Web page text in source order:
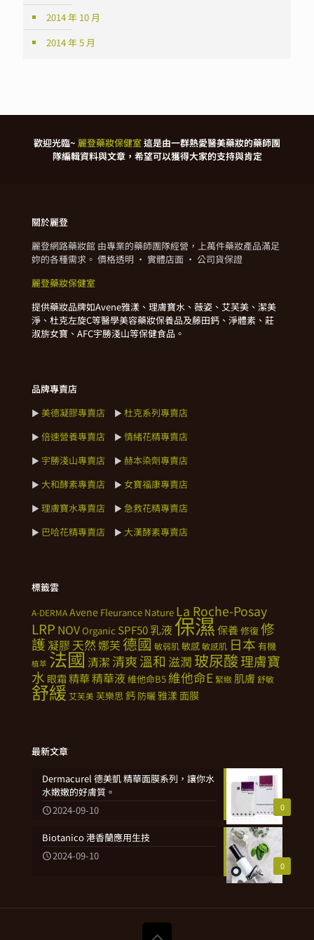
2014 年 10 月
2014 年 5 月
歡迎光臨~ 麗登藥妝保健室這是由一群熱愛醫美藥妝的藥師團
隊編輯資料與文章，希望可以獲得大家的支持與肯定
關於麗登
麗登網路藥妝館 由專業的藥師團隊經營，上萬件藥妝產品滿足
妳的各種需求。 價格透明 · 實體店面 · 公司貨保證
麗登藥妝保健室
提供藥妝品牌如Avene雅漾、理膚寶水、薇姿、艾芙美、潔美
淨、杜克左旋C等醫學美容藥妝保養品及藤田鈣、淨體素、莊
淑旂女寶、AFC宇勝淺山等保健食品。
品牌專賣店
► 美德凝膠專賣店 ► 杜克系列專賣店
► 倍速營養專賣店 ► 情緒花精專賣店
► 宇勝淺山專賣店 ► 赫本染劑專賣店
► 大和酵素專賣店 ► 女寶福康專賣店
► 理膚寶水專賣店 ► 急救花精專賣店
► 巴哈花精專賣店 ► 大漢酵素專賣店
標籤雲
A-DERMAAvene Fleurance Nature La Roche-Posay
LRP NOVOrganic SPF50乳液 保濕保養修復修
護凝膠 天然娜芙德國 敏弱肌敏感敏感肌 日本 有機
植萃 法國清潔 清爽溫和 滋潤 玻尿酸理膚寶
水 眼霜 精華精華液 維他命B5 維他命E 緊緻 肌膚 舒敏
舒緩 艾芙美芙樂思鈣 防曬雅漾面膜
最新文章
0
Dermacurel 德美凱 精華面膜系列，讓你水
水嫩嫩的好膚質。
2024-09-10
0
Biotanico 港香蘭應用生技
2024-09-10